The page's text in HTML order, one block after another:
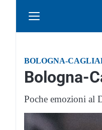
BOLOGNA-
Bologna-
Poche emozioni al